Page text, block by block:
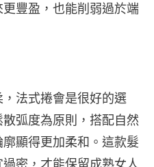
豐盈，也能削弱過於端
法式捲會是很好的選
弧度為原則，搭配自然
顯得更加柔和。這款髮
密，才能保留成熟女人